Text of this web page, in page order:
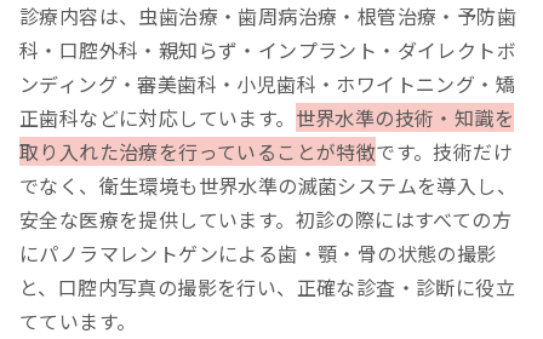
診療内容は、虫歯治療・歯周病治療・根管治療・予防歯
科・口腔外科・親知らず・インプラント・ダイレクトボ
ンディング・審美歯科・小児歯科・ホワイトニング・矯
正歯科などに対応しています。 世界水準の技術・知識を
取り入れた治療を行っていることが特徴です。技術だけ
でなく、衛生環境も世界水準の滅菌システムを導入し、
安全な医療を提供しています。初診の際にはすべての方
にパノラマレントゲンによる歯・顎・骨の状態の撮影
と、口腔内写真の撮影を行い、正確な診査・診断に役立
てています。